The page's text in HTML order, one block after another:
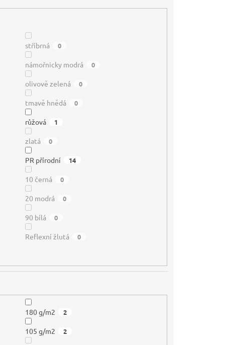
stříbrná 0
námořnicky modrá 0
olivově zelená 0
tmavě hnědá 0
růžová 1
zlatá 0
PR přírodní 14
10 černá 0
20 modrá 0
90 bílá 0
Reflexní žlutá 0
180 g/m2 2
105 g/m2 2